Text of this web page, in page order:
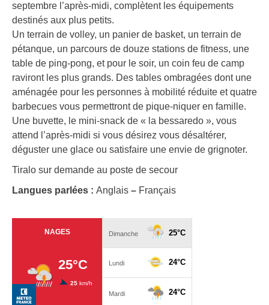
septembre l’après-midi, complètent les équipements
destinés aux plus petits.
Un terrain de volley, un panier de basket, un terrain de
pétanque, un parcours de douze stations de fitness, une
table de ping-pong, et pour le soir, un coin feu de camp
raviront les plus grands. Des tables ombragées dont une
aménagée pour les personnes à mobilité réduite et quatre
barbecues vous permettront de pique-niquer en famille.
Une buvette, le mini-snack de « la bessaredo », vous
attend l’après-midi si vous désirez vous désaltérer,
déguster une glace ou satisfaire une envie de grignoter.
Tiralo sur demande au poste de secour
Langues parlées : Anglais – Français